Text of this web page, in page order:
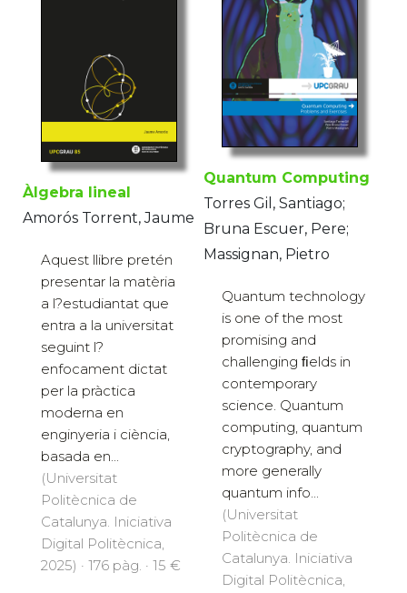
Àlgebra lineal
Amorós Torrent, Jaume
Aquest llibre pretén
presentar la matèria
a l?estudiantat que
entra a la universitat
seguint l?
enfocament dictat
per la pràctica
moderna en
enginyeria i ciència,
basada en...
(Universitat
Politècnica de
Catalunya. Iniciativa
Digital Politècnica,
2025) · 176 pàg. · 15 €
Quantum Computing
Torres Gil, Santiago;
Bruna Escuer, Pere;
Massignan, Pietro
Quantum technology
is one of the most
promising and
challenging ﬁelds in
contemporary
science. Quantum
computing, quantum
cryptography, and
more generally
quantum info...
(Universitat
Politècnica de
Catalunya. Iniciativa
Digital Politècnica,